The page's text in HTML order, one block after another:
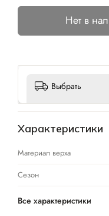
Нет в
Выбрать
Характеристики
Материал верха
Сезон
Все характеристики